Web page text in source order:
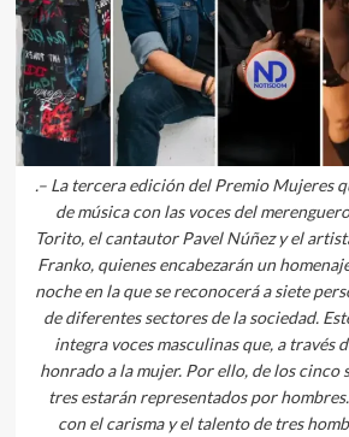
.– La tercera edición del Premio Mujeres
de música con las voces del
Torito, el cantautor Pavel Núñez y el
Franko, quienes encabezarán un
noche en la que se reconocerá a siete
de diferentes sectores de la sociedad.
integra voces masculinas que, a través
honrado a la mujer. Por ello, de los cinco
tres estarán representados por
con el carisma y el talento de tres